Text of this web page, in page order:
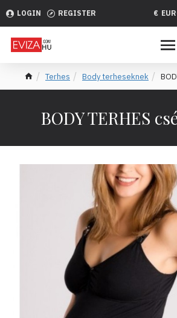
LOGIN REGISTER €
Terhes Body terheseknek
BODY TERHES